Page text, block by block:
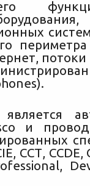
периметра
и
ССТ, CCDE,